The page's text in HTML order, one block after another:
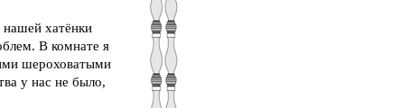
хатёнки
В комнате я
шероховатыми
у нас не было,